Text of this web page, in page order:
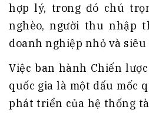
hợp lý, trong đó chú
nghèo, người thu nhập
doanh nghiệp nhỏ và siêu
Việc ban hành Chiến
quốc gia là một dấu mốc
phát triển của hệ thống